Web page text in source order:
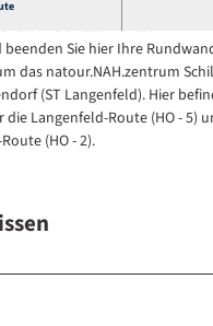
Schillat Höhle.
beenden Sie hier Ihre
das natour.NAH.zentrum
(ST Langenfeld). Hier
Langenfeld-Route (HO - 5)
(HO - 2).